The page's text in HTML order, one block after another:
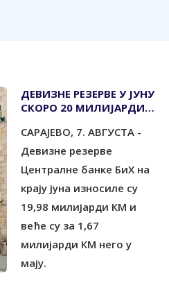
ДЕВИЗНЕ РЕЗЕРВЕ У ЈУНУ
СКОРО 20 МИЛИЈАРДИ
САРАЈЕВО, 7. АВГУСТА -
Девизне резерве
Централне банке БиХ на
крају јуна износиле су
19,98 милијарди КМ и
веће су за 1,67
милијарди КМ него у
мају.